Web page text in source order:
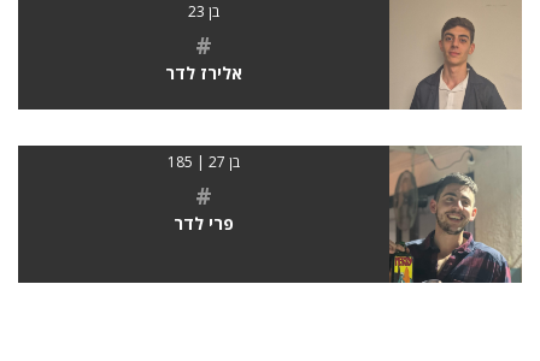
בן 23
#
אלירז לדר
בן 27 | 185
#
פרי לדר